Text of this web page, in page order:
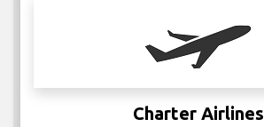
Charter Airlines